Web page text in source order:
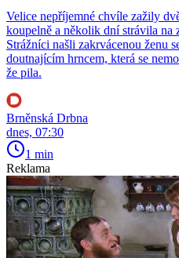
Velice nepříjemné chvíle zažily
koupelně a několik dní strávila na
Strážníci našli zakrvácenou ženu
doutnajícím hrncem, která se
že pila.
Brněnská Drbna
dnes, 07:30
1 min
Reklama